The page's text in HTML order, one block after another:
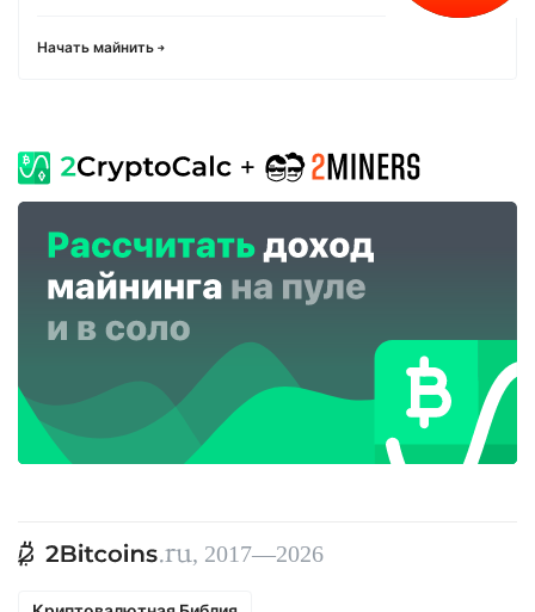
Начать майнить
, 2017—2026